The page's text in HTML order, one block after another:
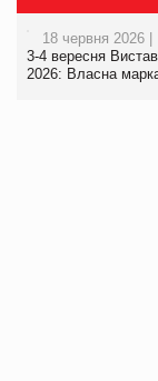
18 червня 2026 |
3-4 вересня
2026: Власна